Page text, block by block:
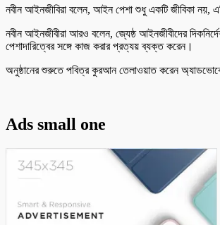
নবীন আইনজীবিরা বলেন, আইন পেশা শুধু একটি জীবিকা নয়,
নবীন আইনজীবীরা আরও বলেন, জ্যেষ্ঠ আইনজীবীদের
পেশাদারিত্বের সঙ্গে কাজ করার প্রত্যয় ব্যক্ত করেন।
অনুষ্ঠানের শুরুতে পবিত্র কুরআন তেলাওয়াত করেন
Ads small one